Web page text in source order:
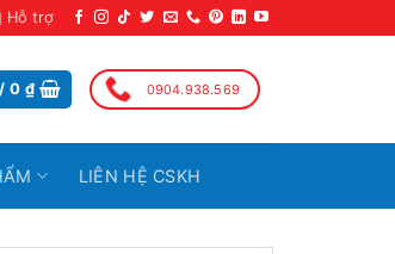
Hỗ trợ
/0 ₫ 0904.938.569
LIÊN HỆ CSKH